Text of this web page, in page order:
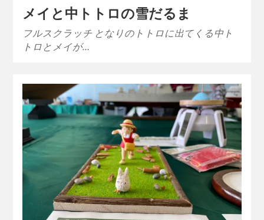
メイと中トトロの雪だるま
フルスクラッチ となりのトトロに出てくる中ト
トロとメイが…